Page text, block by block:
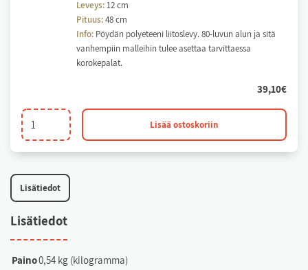
Leveys:12 cm
Pituus:48 cm
Info: Pöydän polyeteeni liitoslevy. 80-luvun alun ja sitä
vanhempiin malleihin tulee asettaa tarvittaessa
korokepalat.
39,10€
Pöydänliitoslevy
määrä
Lisää ostoskoriin
Li­sä­tie­dot
Li­sä­tie­dot
Paino0,54 kg (kilogramma)